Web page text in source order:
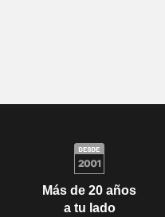
Más de 20 años
a tu lado